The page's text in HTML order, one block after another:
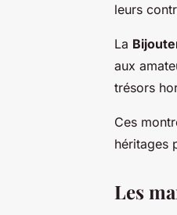
leurs
La
aux
trésors
Ces
héritages
Les